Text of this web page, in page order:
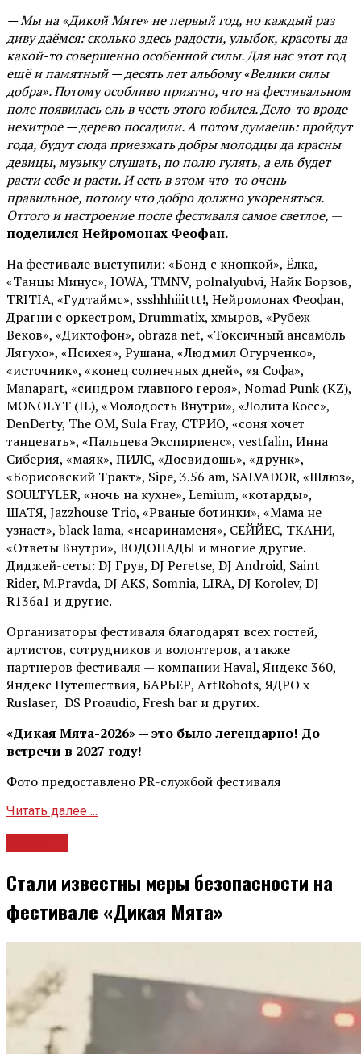
— Мы на «Дикой Мяте» не первый год, но каждый раз
диву даёмся: сколько здесь радости, улыбок, красоты да
какой-то совершенно особенной силы. Для нас этот год
ещё и памятный — десять лет альбому «Велики силы
добра». Потому особливо приятно, что на фестивальном
поле появилась ель в честь этого юбилея. Дело-то вроде
нехитрое — дерево посадили. А потом думаешь: пройдут
года, будут сюда приезжать добры молодцы да красны
девицы, музыку слушать, по полю гулять, а ель будет
расти себе и расти. И есть в этом что-то очень
правильное, потому что добро должно укореняться.
Оттого и настроение после фестиваля самое светлое, —
поделился Нейромонах Феофан.
На фестивале выступили: «Бонд с кнопкой», Ёлка,
«Танцы Минус», IOWA, TMNV, polnalyubvi, Найк Борзов,
TRITIA, «Гудтаймс», ssshhhiiittt!, Нейромонах Феофан,
Драгни с оркестром, Drummatix, хмыров, «Рубеж
Веков», «Диктофон», obraza net, «Токсичный ансамбль
Лягухо», «Психея», Рушана, «Людмил Огурченко»,
«источник», «конец солнечных дней», «я Софа»,
Manapart, «синдром главного героя», Nomad Punk (KZ),
MONOLYT (IL), «Молодость Внутри», «Лолита Косс»,
DenDerty, The OM, Sula Fray, СТРИО, «соня хочет
танцевать», «Пальцева Экспириенс», vestfalin, Инна
Сиберия, «маяк», ПИЛС, «Досвидошь», «друнк»,
«Борисовский Тракт», Sipe, 3.56 am, SALVADOR, «Шлюз»,
SOULTYLER, «ночь на кухне», Lemium, «котарды»,
ШАТЯ, Jazzhouse Trio, «Рваные ботинки», «Мама не
узнает», black lama, «неаринаменя», СЕЙЙЕС, ТКАНИ,
«Ответы Внутри», ВОДОПАДЫ и многие другие.
Диджей-сеты: DJ Грув, DJ Peretse, DJ Android, Saint
Rider, М.Pravda, DJ AKS, Somnia, LIRA, DJ Korolev, DJ
R136a1 и другие.
Организаторы фестиваля благодарят всех гостей,
артистов, сотрудников и волонтеров, а также
партнеров фестиваля — компании Haval, Яндекс 360,
Яндекс Путешествия, БАРЬЕР, ArtRobots, ЯДРО х
Ruslaser, DS Proaudio, Fresh bar и других.
«Дикая Мята-2026» — это было легендарно! До
встречи в 2027 году!
Фото предоставлено PR-службой фестиваля
Читать далее ...
Стали известны меры безопасности на
фестивале «Дикая Мята»